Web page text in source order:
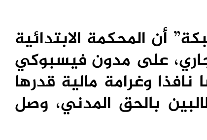
أن المحكمة الابتدائية
على مدون فيسبوكي
وغرامة مالية قدرها
بالحق المدني، وصل